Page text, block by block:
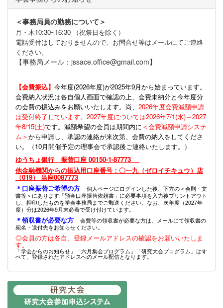
＜事務局員の勤務について＞
月・木10:30~16:30 （祝祭日を除く）
電話受付はしておりませんので、お問合せ等はメールにてご連絡
ください。
【事務局メール：jssace.office@gmail.com】
【会費振込】 今年度(2026年度)が2025年9月から始まっています。
会費納入状況は各自個人画面で確認の上、会費未納分と今年度分
の会費の振込みをお願いいたします。尚、 2026年度会費減額申請
は受付終了しています。2027年度については2026年7/1(水)～2027
年8/15(土)です。減額希望の会員は期間内に ＜会費減額申請システ
ム＞から申請し、承認の連絡が来次第、会費の納入をしてくださ
い。（10月開催予定の理事会で承認後ご連絡いたします。）
ゆうちょ銀行 振替口座 00150-1-87773
他金融機関からの振込用口座番号：〇一九（ゼロイチキュウ）店
（019） 当座0087773
＊口座振替ご希望の方
個人ページにログインした後、下方の＜会則・文
書等＞にあります「預金口座振替依頼書」に必要事項を入力後プリントアウト
し、押印したものを学会事務局までご郵送ください。なお、次年度（2027年
度）分は2026年9月末必着で受け付けています。
＊領収書が必要な方
会費等の領収書が必要な方は、メールにて領収書の
宛名・送付先をお知らせください。
◎会員の方は各自、登録メールアドレスの確認をお願いいたしま
す。
「学会からのお知らせ」「六月集会プログラム」「研究大会プログラム」はす
べて、登録されたアドレスへのメール配信となります。